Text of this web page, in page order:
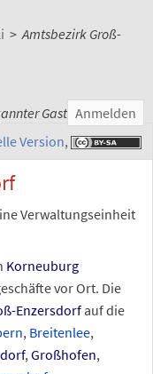
> Amtsbezirk Groß-
Gast Anmelden
Version,
Verwaltungseinheit
Korneuburg
vor Ort. Die
Enzersdorf auf die
, Breitenlee,
,Großhofen,